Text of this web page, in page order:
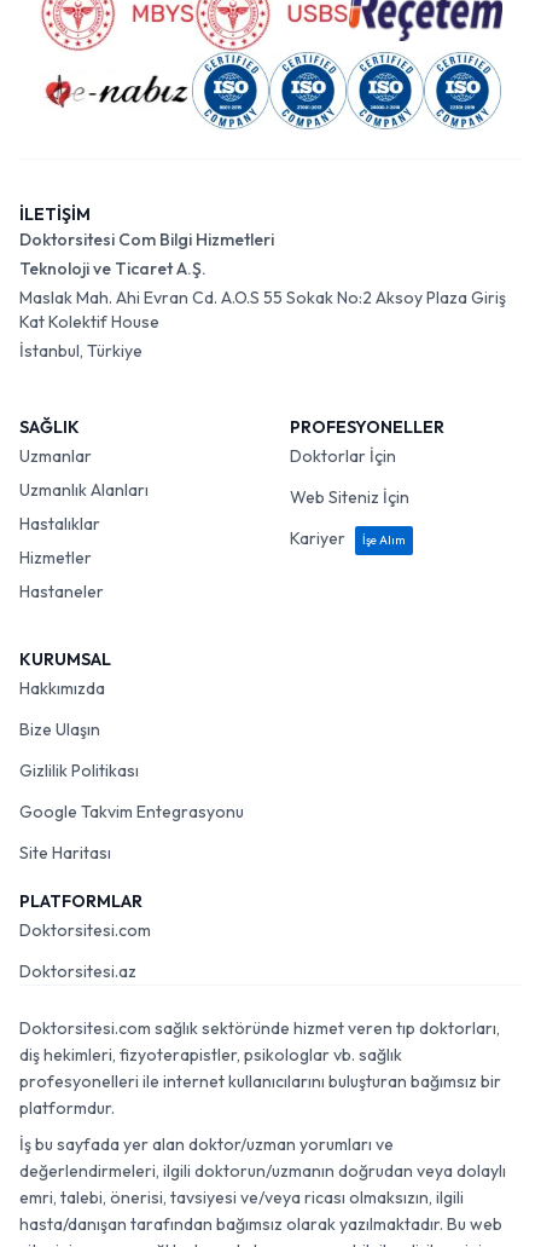
İLETİŞİM
Doktorsitesi Com Bilgi Hizmetleri
Teknoloji ve Ticaret A.Ş.
Maslak Mah. Ahi Evran Cd. A.O.S 55 Sokak No:2 Aksoy Plaza Giriş
Kat Kolektif House
İstanbul, Türkiye
SAĞLIK
Uzmanlar
Uzmanlık Alanları
Hastalıklar
Hizmetler
Hastaneler
PROFESYONELLER
Doktorlar İçin
Web Siteniz İçin
Kariyer
İşe Alım
KURUMSAL
Hakkımızda
Bize Ulaşın
Gizlilik Politikası
Google Takvim Entegrasyonu
Site Haritası
PLATFORMLAR
Doktorsitesi.com
Doktorsitesi.az
Doktorsitesi.com sağlık sektöründe hizmet veren tıp doktorları,
diş hekimleri, fizyoterapistler, psikologlar vb. sağlık
profesyonelleri ile internet kullanıcılarını buluşturan bağımsız bir
platformdur.
İş bu sayfada yer alan doktor/uzman yorumları ve
değerlendirmeleri, ilgili doktorun/uzmanın doğrudan veya dolaylı
emri, talebi, önerisi, tavsiyesi ve/veya ricası olmaksızın, ilgili
hasta/danışan tarafından bağımsız olarak yazılmaktadır. Bu web